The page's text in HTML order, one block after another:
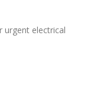
urgent electrical